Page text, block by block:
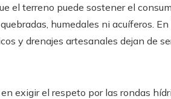
el terreno puede sostener el
humedales ni acuíferos.
y drenajes artesanales dejan de
exigir el respeto por las rondas